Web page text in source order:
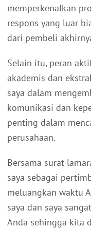
memperkenalkan
respons yang luar
dari pembeli
Selain itu, peran
akademis dan
saya dalam
komunikasi dan
penting dalam
perusahaan.
Bersama surat
saya sebagai
meluangkan waktu
saya dan saya
Anda sehingga kita